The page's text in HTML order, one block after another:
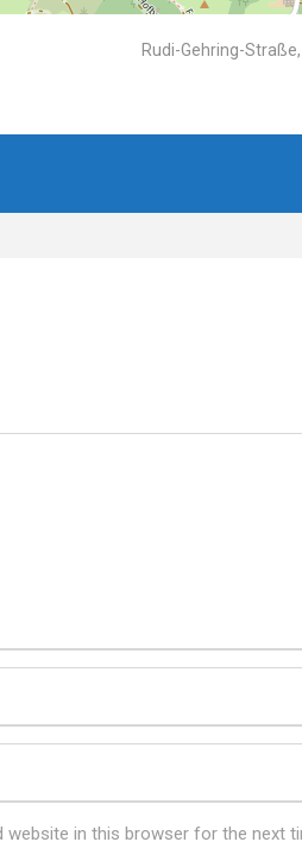
Rudi-Gehring-
website in this browser for the next